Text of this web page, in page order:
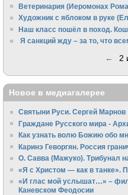
Ветеринария (Иеромонах
Художник с яблоком в руке
Наш класс пошёл в поход.
Я санкций жду – за то, что
← 2
Новое в медиагалерее
Святыни Руси. Сергей Марнов
Граждане Русского мира -
Как узнать волю Божию обо
Каринэ Геворгян. Россия
О. Савва (Мажуко). Трибунал
«Я с Христом — как в танке».
«И глас мой услышат…» –
Каневском Феодосии